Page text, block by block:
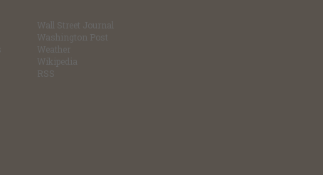
Wall Street Journal
Washington Post
Weather
Wikipedia
RSS